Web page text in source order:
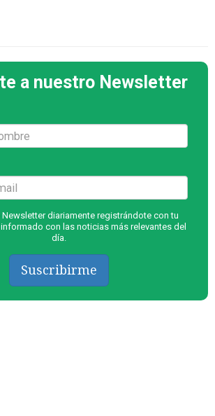
a nuestro Newsletter
diariamente registrándote con tu
con las noticias más relevantes del
día.
Suscribirme